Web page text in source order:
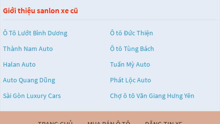
Giới thiệu sanlon xe cũ
Ô Tô Lướt Bình Dương
Ô tô Đức Thiện
Thành Nam Auto
Ô tô Tùng Bách
Halan Auto
Tuấn Mỳ Auto
Auto Quang Dũng
Phát Lộc Auto
Sài Gòn Luxury Cars
Chợ ô tô Văn Giang Hưng Yên